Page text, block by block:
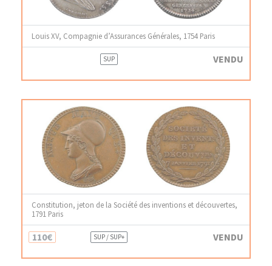
Louis XV, Compagnie d’Assurances Générales, 1754 Paris
SUP VENDU
Constitution, jeton de la Société des inventions et découvertes,
1791 Paris
110€ SUP / SUP+ VENDU